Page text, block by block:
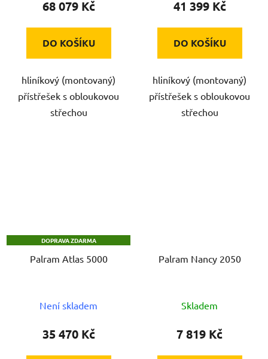
68 079 Kč
DO KOŠÍKU
hliníkový (montovaný)
přístřešek s obloukovou
střechou
41 399 Kč
DO KOŠÍKU
hliníkový (montovaný)
přístřešek s obloukovou
střechou
DOPRAVA ZDARMA
Palram Atlas 5000
Není skladem
35 470 Kč
Palram Nancy 2050
Skladem
7 819 Kč